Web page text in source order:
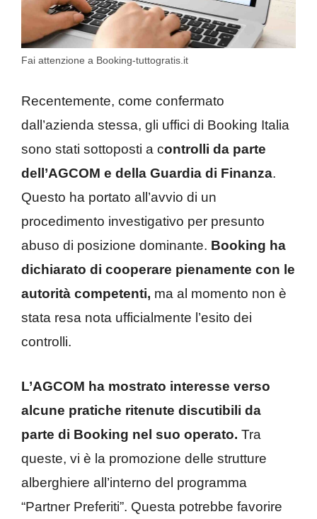
Fai attenzione a Booking-tuttogratis.it
Recentemente, come confermato
dall’azienda stessa, gli uffici di Booking Italia
sono stati sottoposti a controlli da parte
dell’AGCOM e della Guardia di Finanza.
Questo ha portato all’avvio di un
procedimento investigativo per presunto
abuso di posizione dominante. Booking ha
dichiarato di cooperare pienamente con le
autorità competenti, ma al momento non è
stata resa nota ufficialmente l’esito dei
controlli.
L’AGCOM ha mostrato interesse verso
alcune pratiche ritenute discutibili da
parte di Booking nel suo operato. Tra
queste, vi è la promozione delle strutture
alberghiere all’interno del programma
“Partner Preferiti”. Questa potrebbe favorire